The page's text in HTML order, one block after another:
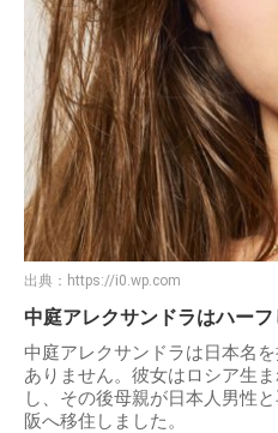
出典： https://i0.wp.com
中庭アレクサンドラはハーフ
中庭アレクサンドラは日本名
ありません。彼女はロシア生
し、その後母親が日本人男性
阪へ移住しました。